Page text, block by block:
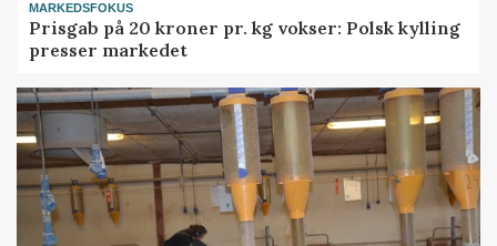
MARKEDSFOKUS
Prisgab på 20 kroner pr. kg vokser: Polsk kylling
presser markedet